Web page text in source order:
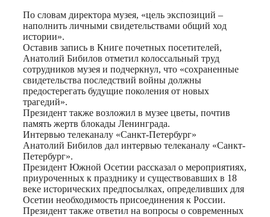
По словам директора музея, «цель экспозиций –
наполнить личными свидетельствами общий ход
истории».
Оставив запись в Книге почетных посетителей,
Анатолий Бибилов отметил колоссальный труд
сотрудников музея и подчеркнул, что «сохраненные
свидетельства последствий войны должны
предостерегать будущие поколения от новых
трагедий».
Президент также возложил в музее цветы, почтив
память жертв блокады Ленинграда.
Интервью телеканалу «Санкт-Петербург»
Анатолий Бибилов дал интервью телеканалу «Санкт-
Петербург».
Президент Южной Осетии рассказал о мероприятиях,
приуроченных к празднику и существовавших в 18
веке исторических предпосылках, определивших для
Осетии необходимость присоединения к России.
Президент также ответил на вопросы о современных